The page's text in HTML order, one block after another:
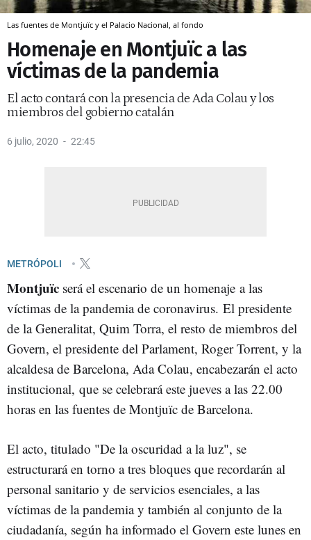
Las fuentes de Montjuïc y el Palacio Nacional, al fondo
Homenaje en Montjuïc a las
víctimas de la pandemia
El acto contará con la presencia de Ada Colau y los
miembros del gobierno catalán
6 julio, 2020 22:45
METRÓPOLI
Montjuïc será el escenario de un homenaje a las
víctimas de la pandemia de coronavirus. El presidente
de la Generalitat, Quim Torra, el resto de miembros del
Govern, el presidente del Parlament, Roger Torrent, y la
alcaldesa de Barcelona, Ada Colau, encabezarán el acto
institucional, que se celebrará este jueves a las 22.00
horas en las fuentes de Montjuïc de Barcelona.
El acto, titulado "De la oscuridad a la luz", se
estructurará en torno a tres bloques que recordarán al
personal sanitario y de servicios esenciales, a las
víctimas de la pandemia y también al conjunto de la
ciudadanía, según ha informado el Govern este lunes en